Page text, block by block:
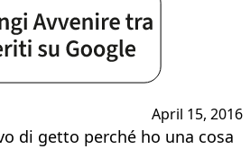
April 15, 2016
di getto perché ho una cosa